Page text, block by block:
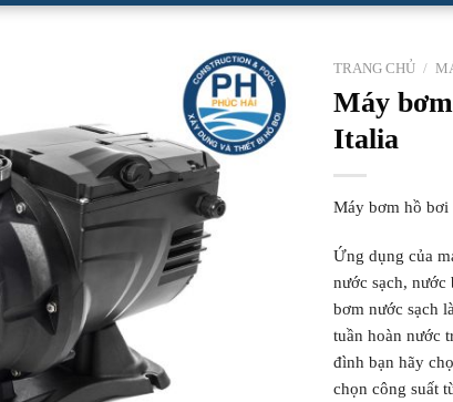
TRANG CHỦ /
Máy
Italia
Máy bơm hồ bơi
Ứng dụng của
nước sạch,
bơm nước sạch
tuần hoàn nước
đình bạn hãy
chọn công suất